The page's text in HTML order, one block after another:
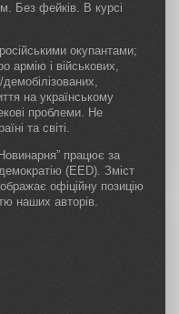
Без фейків. В курсі
окупантами;
армію і військових,
демобілізованих,
на українському
проблеми. Не
та світі.
працює за
(EED). Зміст
офіційну позицію
наших авторів.